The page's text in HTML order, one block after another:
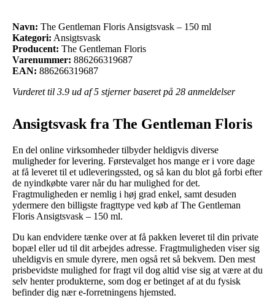
Navn: The Gentleman Floris Ansigtsvask – 150 ml
Kategori: Ansigtsvask
Producent: The Gentleman Floris
Varenummer: 886266319687
EAN: 886266319687
Vurderet til 3.9 ud af 5 stjerner baseret på 28 anmeldelser
Ansigtsvask fra The Gentleman Floris
En del online virksomheder tilbyder heldigvis diverse
muligheder for levering. Førstevalget hos mange er i vore dage
at få leveret til et udleveringssted, og så kan du blot gå forbi efter
de nyindkøbte varer når du har mulighed for det.
Fragtmuligheden er nemlig i høj grad enkel, samt desuden
ydermere den billigste fragttype ved køb af The Gentleman
Floris Ansigtsvask – 150 ml.
Du kan endvidere tænke over at få pakken leveret til din private
bopæl eller ud til dit arbejdes adresse. Fragtmuligheden viser sig
uheldigvis en smule dyrere, men også ret så bekvem. Den mest
prisbevidste mulighed for fragt vil dog altid vise sig at være at du
selv henter produkterne, som dog er betinget af at du fysisk
befinder dig nær e-forretningens hjemsted.